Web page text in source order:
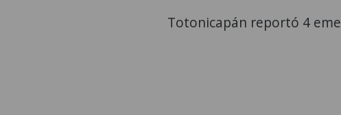
Totonicapán reportó 4